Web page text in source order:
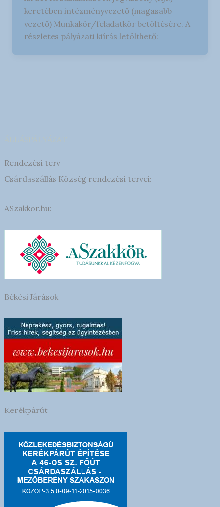
Rendezési terv
Csárdaszállás Község rendezési tervei:
ASzakkor.hu:
Békési Járások
Kerékpárút
keretében intézményvezető (magasabb
vezető) Munkakör/feladatkör betöltésére. A
részletes pályázati kiírás letölthető: